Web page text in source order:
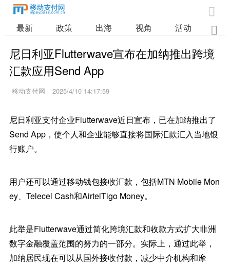

最新 政策 出海 视角 活动 业

尼日利亚Flutterwave宣布在加纳推出跨境
汇款应用Send App
移动支付网 2025/4/10 14:17:59
尼日利亚支付企业Flutterwave近日宣布，已在加纳推出了
Send App，使个人和企业能够直接将国际汇款汇入当地银
行账户。
用户还可以通过移动钱包接收汇款，包括MTN Mobile Mon
ey、Telecel Cash和AirtelTigo Money。
此举是Flutterwave通过简化跨境汇款和收款方式扩大非洲
数字金融覆盖范围的努力的一部分。实际上，通过此举，
加纳居民现在可以从国外接收付款，减少中介机构和摩